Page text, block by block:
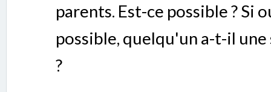
parents. Est-ce possible ? Si
possible, quelqu'un a-t-il
?